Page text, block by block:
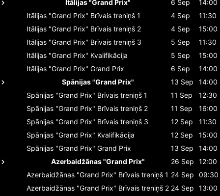
Itālijas "Grand Prix"
6 Sep
14:00
Itālijas "Grand Prix" Brīvais treniņš 1 4 Sep
11:30
Itālijas "Grand Prix" Brīvais treniņš 2 4 Sep
15:00
Itālijas "Grand Prix" Brīvais treniņš 3 5 Sep
11:30
Itālijas "Grand Prix" Kvalifikācija 5 Sep
15:00
Itālijas "Grand Prix" Grand Prix 6 Sep
14:00
Spānijas "Grand Prix"
13 Sep
14:00
Spānijas "Grand Prix" Brīvais treniņš 1 11 Sep
12:30
Spānijas "Grand Prix" Brīvais treniņš 2 11 Sep
16:00
Spānijas "Grand Prix" Brīvais treniņš 3 12 Sep
11:30
Spānijas "Grand Prix" Kvalifikācija 12 Sep
15:00
Spānijas "Grand Prix" Grand Prix 13 Sep
14:00
Azerbaidžānas "Grand Prix"
26 Sep
12:00
Azerbaidžānas "Grand Prix" Brīvais treniņš 1 24 Sep
09:30
Azerbaidžānas "Grand Prix" Brīvais treniņš 2 24 Sep
13:00